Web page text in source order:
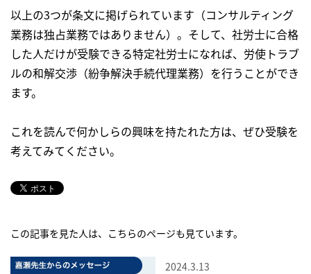
以上の3つが条文に掲げられています（コンサルティング
業務は独占業務ではありません）。そして、社労士に合格
した人だけが受験できる特定社労士になれば、労使トラブ
ルの和解交渉（紛争解決手続代理業務）を行うことができ
ます。
これを読んで何かしらの興味を持たれた方は、ぜひ受験を
考えてみてください。
この記事を見た人は、こちらのページも見ています。
2024.3.13